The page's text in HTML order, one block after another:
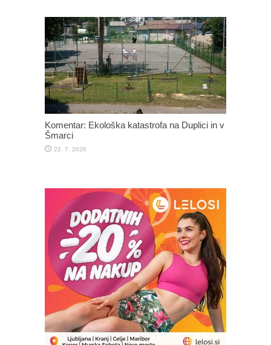
Komentar: Ekološka katastrofa na Duplici in v
Šmarci
22. 7. 2026